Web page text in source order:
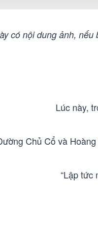
có nội dung ảnh,
Lúc này,
Chủ Cổ và
“Lập tức